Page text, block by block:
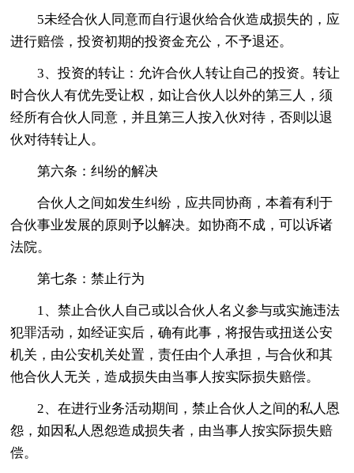
5未经合伙人同意而自行退伙给合伙造成损失的，应
进行赔偿，投资初期的投资金充公，不予退还。
3、投资的转让：允许合伙人转让自己的投资。转让
时合伙人有优先受让权，如让合伙人以外的第三人，须
经所有合伙人同意，并且第三人按入伙对待，否则以退
伙对待转让人。
第六条：纠纷的解决
合伙人之间如发生纠纷，应共同协商，本着有利于
合伙事业发展的原则予以解决。如协商不成，可以诉诸
法院。
第七条：禁止行为
1、禁止合伙人自己或以合伙人名义参与或实施违法
犯罪活动，如经证实后，确有此事，将报告或扭送公安
机关，由公安机关处置，责任由个人承担，与合伙和其
他合伙人无关，造成损失由当事人按实际损失赔偿。
2、在进行业务活动期间，禁止合伙人之间的私人恩
怨，如因私人恩怨造成损失者，由当事人按实际损失赔
偿。